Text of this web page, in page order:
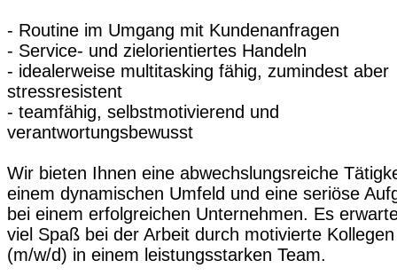
- Routine im Umgang mit Kundenanfragen
- Service- und zielorientiertes Handeln
- idealerweise multitasking fähig, zumindest aber
stressresistent
- teamfähig, selbstmotivierend und
verantwortungsbewusst
Wir bieten Ihnen eine abwechslungsreiche
einem dynamischen Umfeld und eine seriöse
bei einem erfolgreichen Unternehmen. Es
viel Spaß bei der Arbeit durch motivierte Kollegen
(m/w/d) in einem leistungsstarken Team.